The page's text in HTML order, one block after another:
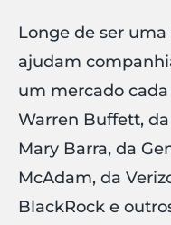
Longe de ser
ajudam
um mercado
Warren Buffett,
Mary Barra, da
McAdam, da
BlackRock e